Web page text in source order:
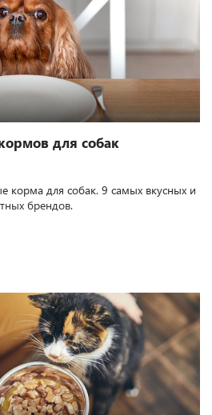
для собак
корма для собак. 9 самых вкусных и
брендов.